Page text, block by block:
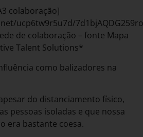
colaboração]
ucp6tw9r5u7d/
de colaboração – fonte Mapa
Talent Solutions*
como balizadores na
do distanciamento físico,
pessoas isoladas e que nossa
era bastante coesa.